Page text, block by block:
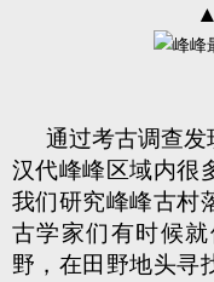
通过考古调查发
汉代峰峰区域内很
我们研究峰峰古村
古学家们有时候
野，在田野地头寻